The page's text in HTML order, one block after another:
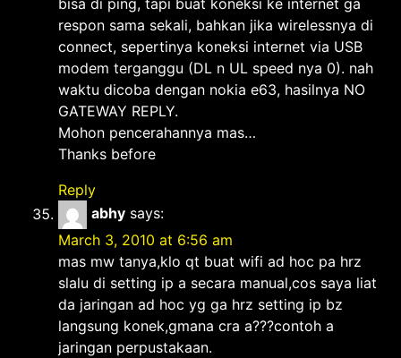
bisa di ping, tapi buat koneksi ke internet ga
respon sama sekali, bahkan jika wirelessnya di
connect, sepertinya koneksi internet via USB
modem terganggu (DL n UL speed nya 0). nah
waktu dicoba dengan nokia e63, hasilnya NO
GATEWAY REPLY.
Mohon pencerahannya mas…
Thanks before
Reply
abhy says:
March 3, 2010 at 6:56 am
mas mw tanya,klo qt buat wifi ad hoc pa hrz
slalu di setting ip a secara manual,cos saya liat
da jaringan ad hoc yg ga hrz setting ip bz
langsung konek,gmana cra a???contoh a
jaringan perpustakaan.